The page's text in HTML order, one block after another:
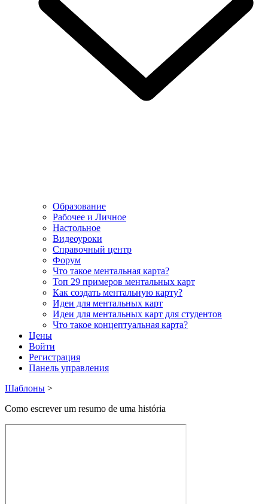
Образование
Рабочее и Личное
Настольное
Видеоуроки
Справочный центр
Форум
Что такое ментальная карта?
Топ 29 примеров ментальных карт
Как создать ментальную карту?
Идеи для ментальных карт
Идеи для ментальных карт для студентов
Что такое концептуальная карта?
Цены
Войти
Регистрация
Панель управления
Шаблоны >
Como escrever um resumo de uma história